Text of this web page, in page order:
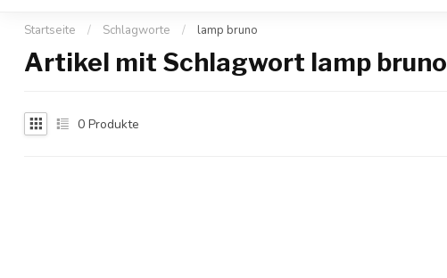
Startseite / Schlagworte / lamp bruno
Artikel mit Schlagwort lamp bruno
0 Produkte